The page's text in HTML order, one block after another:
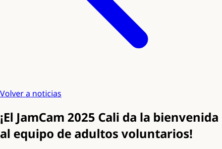
Volver a noticias
¡El JamCam 2025 Cali da la bienvenida
al equipo de adultos voluntarios!